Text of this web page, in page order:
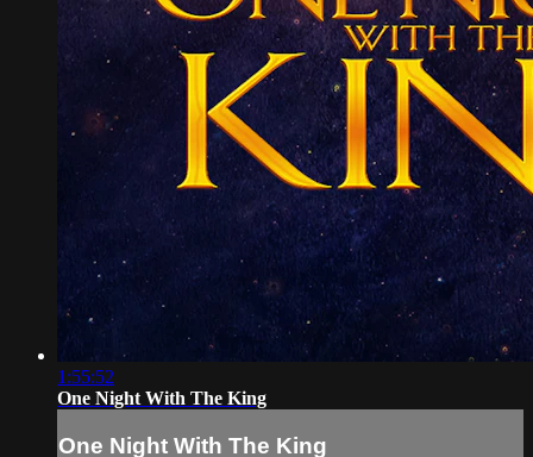
1:55:52
One Night With The King
One Night With The King